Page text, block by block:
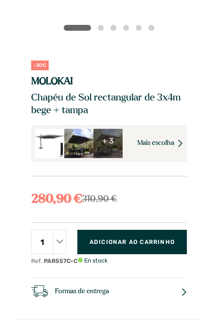
-30€
MOLOKAI
Chapéu de Sol rectangular de 3x4m
bege + tampa
+ 3 Mais escolha
280,90 €310,90 €
Ref. PAR557C-C
ADICIONAR AO CARRINHO
En stock
Formas de entrega